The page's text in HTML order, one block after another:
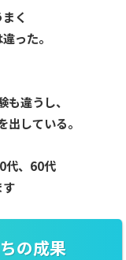
く
った。
違うし、
している。
代、60代
の成果